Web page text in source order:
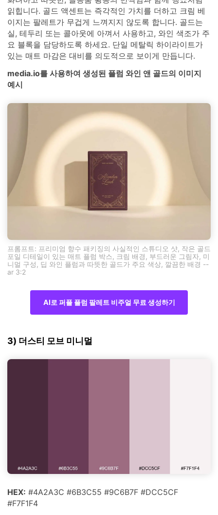
읽힙니다. 골드 액센트는 즉각적인 가치를 더하고 크림 베
이지는 팔레트가 무겁게 느껴지지 않도록 합니다. 골드는
실, 테두리 또는 콜아웃에 아껴서 사용하고, 와인 색조가 주
요 블록을 담당하도록 하세요. 단일 메탈릭 하이라이트가
있는 매트 마감은 대비를 의도적으로 보이게 만듭니다.
media.io를 사용하여 생성된 플럼 와인 앤 골드의 이미지
예시
프롬프트: 프리미엄 향수 패키징의 사실적인 스튜디오 샷, 작은 골드
포일 디테일이 있는 매트 플럼 박스, 크림 배경, 부드러운 그림자, 미
니멀 구성, 딥 와인 플럼과 따뜻한 골드가 주요 색상, 깔끔한 배경 --
ar 3:2
AI로 퍼플 플럼 팔레트 비주얼 무료 생성하기
3) 더스티 모브 미니멀
HEX: #4A2A3C #6B3C55 #9C6B7F #DCC5CF
#F7F1F4